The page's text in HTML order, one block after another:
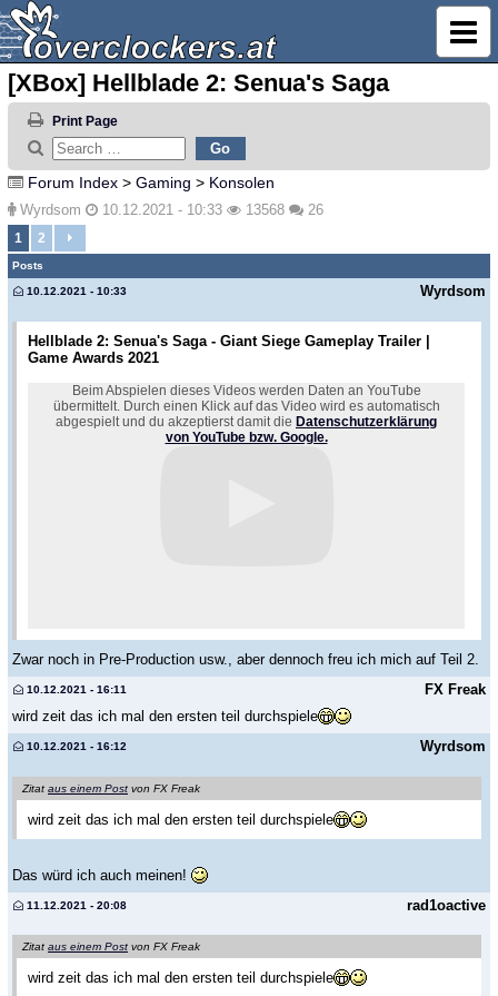
[XBox] Hellblade 2: Senua's Saga
Print Page
Forum Index > Gaming > Konsolen
Wyrdsom 10.12.2021 - 10:33 13568 26
1 2
Posts
Wyrdsom
10.12.2021 - 10:33
Hellblade 2: Senua's Saga - Giant Siege Gameplay Trailer |
Game Awards 2021
Beim Abspielen dieses Videos werden Daten an YouTube
übermittelt. Durch einen Klick auf das Video wird es automatisch
abgespielt und du akzeptierst damit die Datenschutzerklärung
von YouTube bzw. Google.
Zwar noch in Pre-Production usw., aber dennoch freu ich mich auf Teil 2.
FX Freak
10.12.2021 - 16:11
wird zeit das ich mal den ersten teil durchspiele
Wyrdsom
10.12.2021 - 16:12
Zitat aus einem Post von FX Freak
wird zeit das ich mal den ersten teil durchspiele
Das würd ich auch meinen!
rad1oactive
11.12.2021 - 20:08
Zitat aus einem Post von FX Freak
wird zeit das ich mal den ersten teil durchspiele